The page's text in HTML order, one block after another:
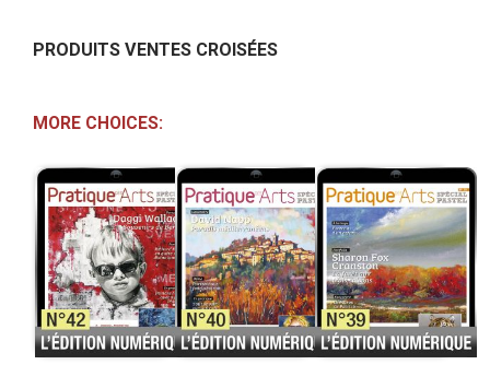
PRODUITS VENTES CROISÉES
MORE CHOICES: